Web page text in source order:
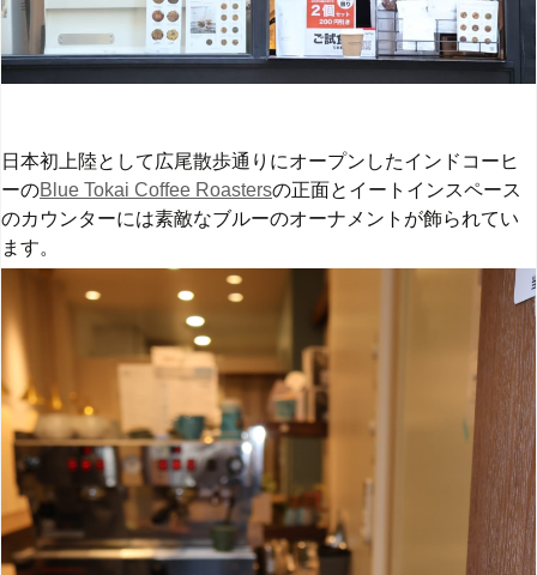
日本初上陸として広尾散歩通りにオープンしたインドコーヒ
ーのBlue Tokai Coffee Roastersの正面とイートインスペース
のカウンターには素敵なブルーのオーナメントが飾られてい
ます。